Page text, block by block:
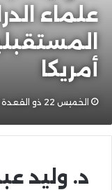
علماء
أمريكا
الخميس 22 ذو القعدة 1440هـ 25-7-2019م
د. وليد